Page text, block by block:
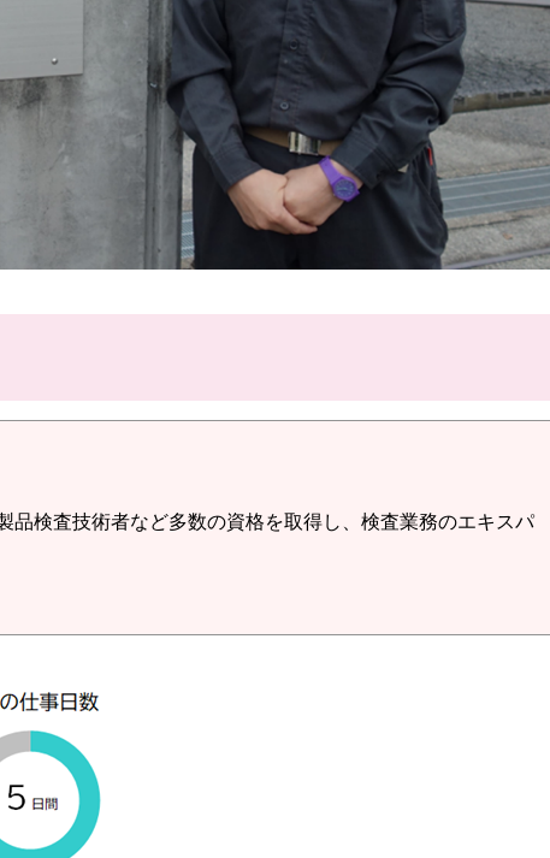
検査技術者など多数の資格を取得し、検査業務のエキスパ